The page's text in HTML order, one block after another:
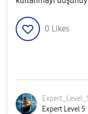
0 Likes
Expert Level 5